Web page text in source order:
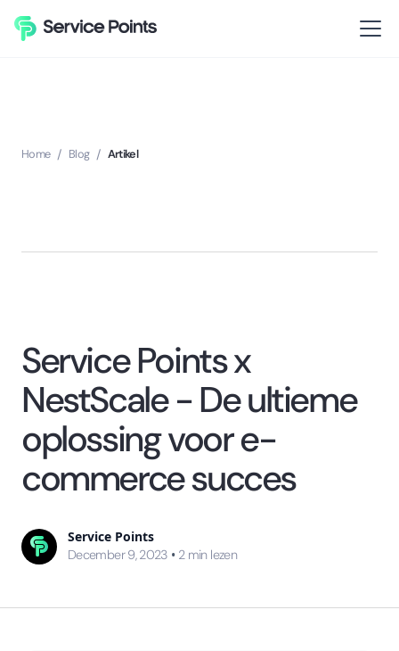
Home / Blog / Artikel
Service Points x
NestScale - De ultieme
oplossing voor e-
commerce succes
Service Points
December 9, 2023 • 2 min lezen